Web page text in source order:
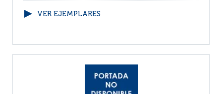
VER EJEMPLARES